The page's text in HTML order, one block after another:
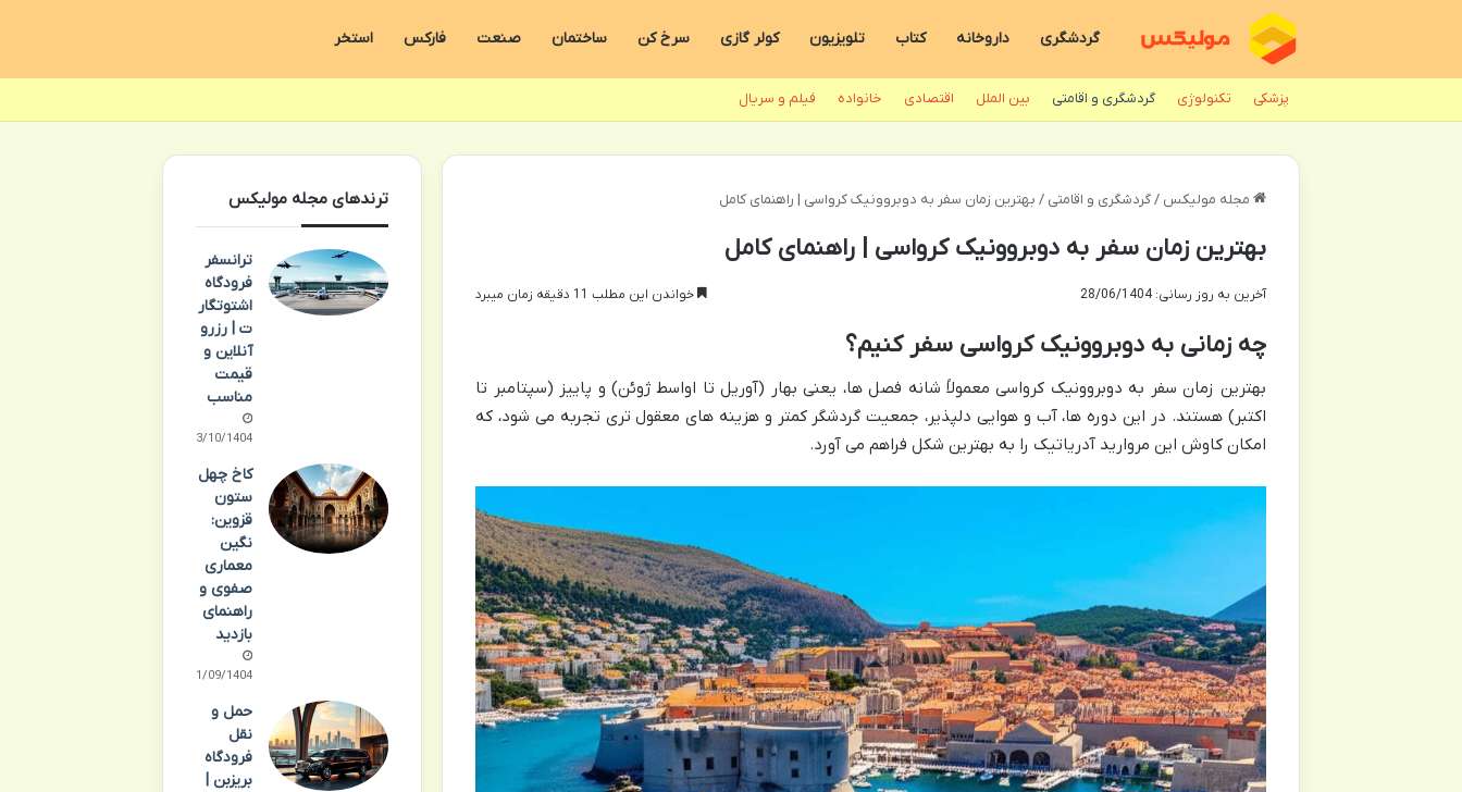
گردشگری داروخانه کتاب تلویزیون کولر گازی سرخ کن ساختمان صنعت فارکس استخر
پزشکی تکنولوژی گردشگری و اقامتی بین الملل اقتصادی خانواده فیلم و سریال
مجله مولیکس / گردشگری و اقامتی / بهترین زمان سفر به دوبروونیک کرواسی | راهنمای کامل
بهترین زمان سفر به دوبروونیک کرواسی | راهنمای کامل
آخرین به روز رسانی: 28/06/1404 خواندن این مطلب 11 دقیقه زمان میبرد
چه زمانی به دوبروونیک کرواسی سفر کنیم؟
بهترین زمان سفر به دوبروونیک کرواسی معمولاً شانه فصل ها، یعنی بهار (آوریل تا اواسط ژوئن) و پاییز (سپتامبر تا
اکتبر) هستند. در این دوره ها، آب و هوایی دلپذیر، جمعیت گردشگر کمتر و هزینه های معقول تری تجربه می شود، که
امکان کاوش این مروارید آدریاتیک را به بهترین شکل فراهم می آورد.
ترندهای مجله مولیکس
ترانسفر
فرودگاه
اشتوتگار
ت | رزرو
آنلاین و
قیمت
مناسب
03/10/1404
کاخ چهل
ستون
قزوین:
نگین
معماری
صفوی و
راهنمای
بازدید
21/09/1404
حمل و
نقل
فرودگاه
بریزبن |